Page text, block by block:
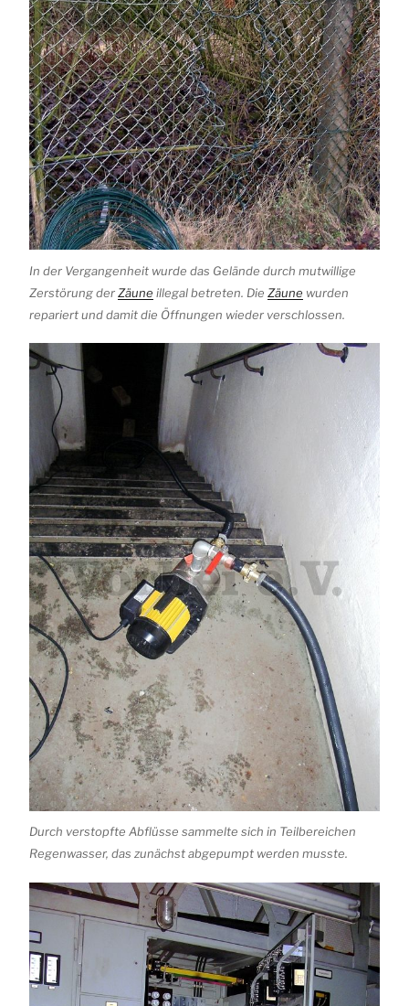
In der Vergangenheit wurde das Gelände durch mutwillige
Zerstörung derZäune illegal betreten. Die Zäune wurden
repariert und damit die Öffnungen wieder verschlossen.
Durch verstopfte Abflüsse sammelte sich in Teilbereichen
Regenwasser, das zunächst abgepumpt werden musste.